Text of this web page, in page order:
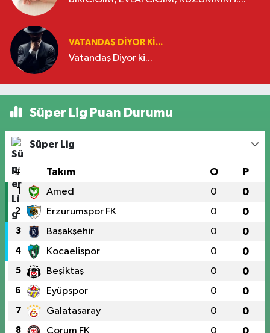
VATANDAŞ DIYOR KI...
Vatandaş Diyor ki...
Süper Lig Puan Durumu
Süper Lig
# Takım O P
1 Amed 0 0
2 Erzurumspor FK 0 0
3 Başakşehir 0 0
4 Kocaelispor 0 0
5 Beşiktaş 0 0
6 Eyüpspor 0 0
7 Galatasaray 0 0
8